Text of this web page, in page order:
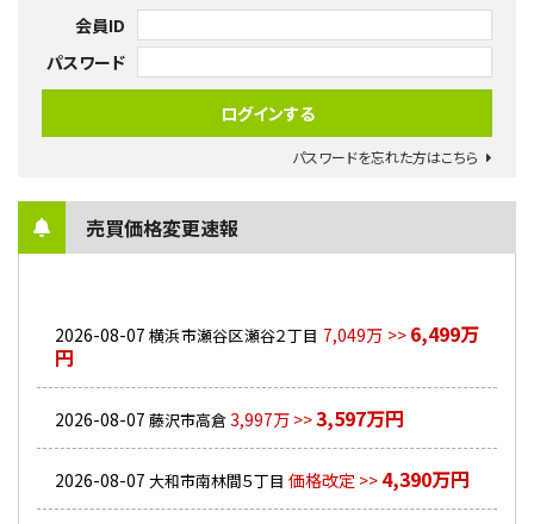
会員ID
パスワード
パスワードを忘れた方はこちら
売買価格変更速報
2026-08-07 横浜市瀬谷区瀬谷２丁目 7,049万 >> 6,499万
円
2026-08-07 藤沢市高倉3,997万 >>3,597万円
2026-08-07 大和市南林間５丁目 価格改定 >> 4,390万円